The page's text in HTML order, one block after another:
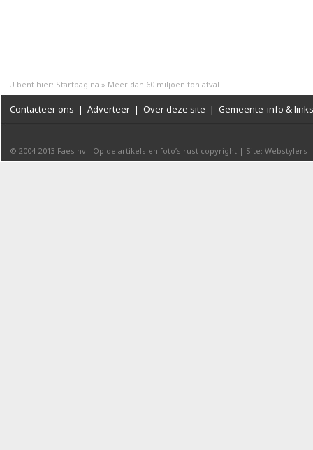
U bent hier: Startpagina » Meer dan 60 miljoen ton afval
Contacteer ons | Adverteer | Over deze site | Gemeente-info & links
© 2004-2013 Faes nv - Op de artikels en foto’s rust copyright | Site: Webstylers